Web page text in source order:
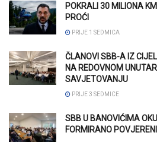
POKRALI 30 MILIONA
PROĆI
PRIJE 1 SEDMICA
ČLANOVI SBB-A IZ
NA REDOVNOM
SAVJETOVANJU
PRIJE 3 SEDMICE
SBB U BANOVIĆIMA
FORMIRANO